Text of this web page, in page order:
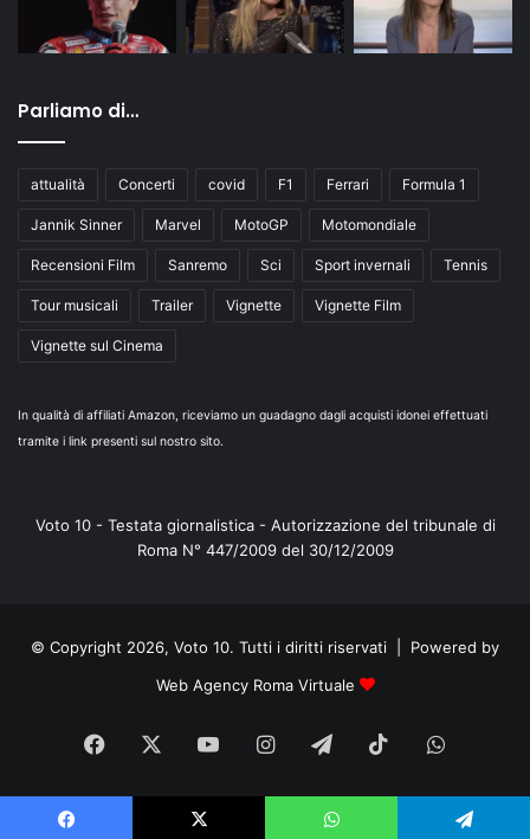
Parliamo di…
attualità Concerti covid F1 Ferrari Formula 1
Jannik Sinner Marvel MotoGP Motomondiale
Recensioni Film Sanremo Sci Sport invernali Tennis
Tour musicali Trailer Vignette Vignette Film
Vignette sul Cinema
In qualità di affiliati Amazon, riceviamo un guadagno dagli acquisti idonei effettuati
tramite i link presenti sul nostro sito.
Voto 10 - Testata giornalistica - Autorizzazione del tribunale di
Roma N° 447/2009 del 30/12/2009
© Copyright 2026, Voto 10. Tutti i diritti riservati | Powered by
Web Agency Roma Virtuale
Facebook You
Tube
Instagram
TelegramTikTok